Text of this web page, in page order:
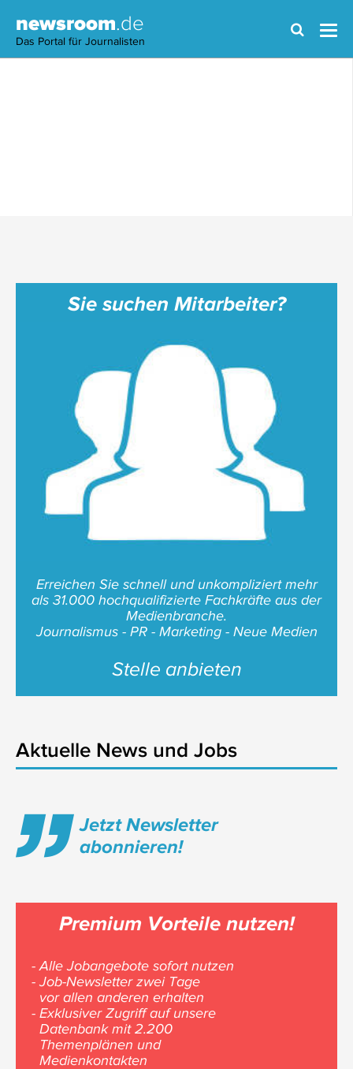
newsroom.de
Das Portal für Journalisten
Sie suchen Mitarbeiter?
Erreichen Sie schnell und unkompliziert mehr
als 31.000 hochqualifizierte Fachkräfte aus der
Medienbranche.
Journalismus - PR - Marketing - Neue Medien
Stelle anbieten
Aktuelle News und Jobs
Jetzt Newsletter
abonnieren!
Premium Vorteile nutzen!
- Alle Jobangebote sofort nutzen
- Job-Newsletter zwei Tage
vor allen anderen erhalten
- Exklusiver Zugriff auf unsere
Datenbank mit 2.200
Themenplänen und
Medienkontakten